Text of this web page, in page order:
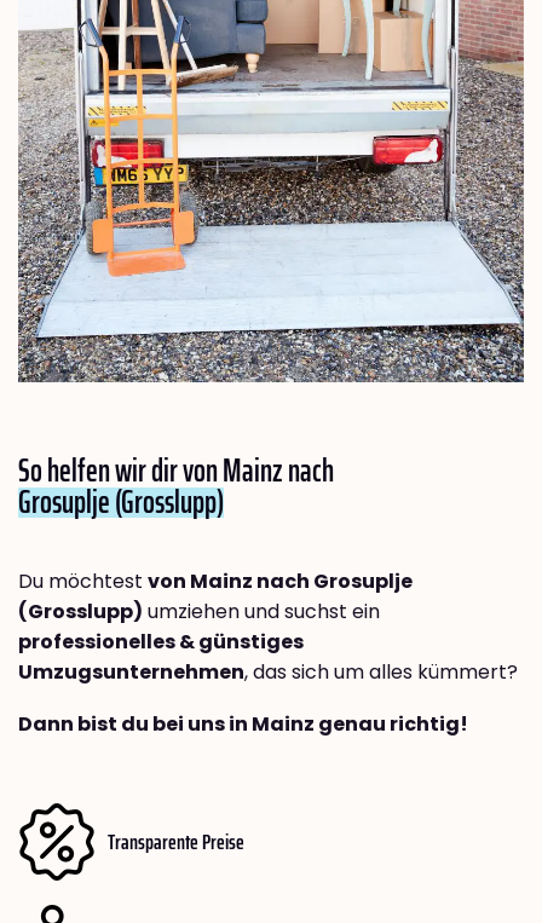
So helfen wir dir von Mainz nach
Grosuplje (Grosslupp)
Du möchtest von Mainz nach Grosuplje
(Grosslupp) umziehen und suchst ein
professionelles & günstiges
Umzugsunternehmen, das sich um alles kümmert?
Dann bist du bei uns in Mainz genau richtig!
Transparente Preise